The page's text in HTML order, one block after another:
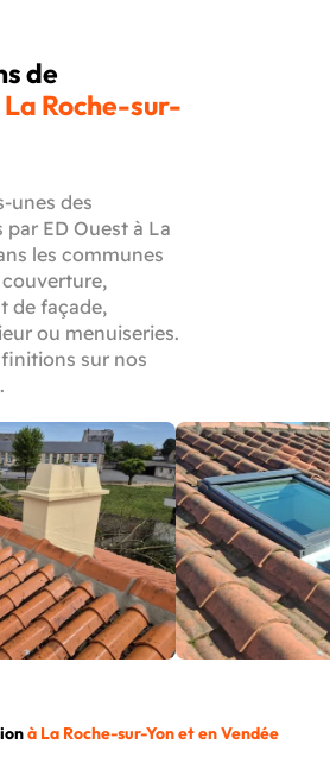
de
La Roche-sur-
unes des
ED Ouest à La
les communes
de façade,
ou menuiseries.
sur nos
à La Roche-sur-Yon et en Vendée